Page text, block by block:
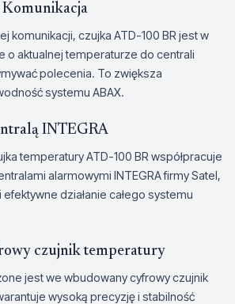
komunikacji, czujka ATD-100 BR jest w
o aktualnej temperaturze do centrali
polecenia. To zwiększa
systemu ABAX.
INTEGRA
temperatury ATD-100 BR współpracuje
alarmowymi INTEGRA firmy Satel,
działanie całego systemu
czujnik temperatury
jest we wbudowany cyfrowy czujnik
wysoką precyzję i stabilność